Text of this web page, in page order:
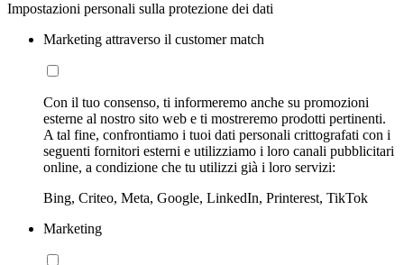
Impostazioni personali sulla protezione dei dati
Marketing attraverso il customer match
Con il tuo consenso, ti informeremo anche su promozioni
esterne al nostro sito web e ti mostreremo prodotti pertinenti.
A tal fine, confrontiamo i tuoi dati personali crittografati con i
seguenti fornitori esterni e utilizziamo i loro canali pubblicitari
online, a condizione che tu utilizzi già i loro servizi:
Bing, Criteo, Meta, Google, LinkedIn, Printerest, TikTok
Marketing